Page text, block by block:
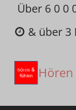
Zum
Inhalt
springen
Über 6 0 0
& über 3